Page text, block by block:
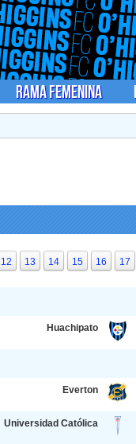
Rama Femenina
12 13 14 15 16 17
Huachipato
Everton
Universidad Católica